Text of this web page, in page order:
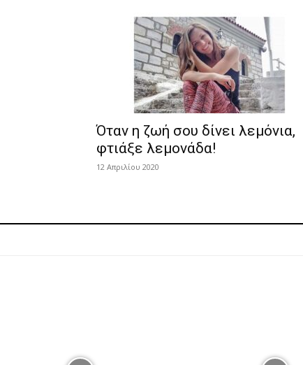
Όταν η ζωή σου δίνει λεμόνια,
φτιάξε λεμονάδα!
12 Απριλίου 2020